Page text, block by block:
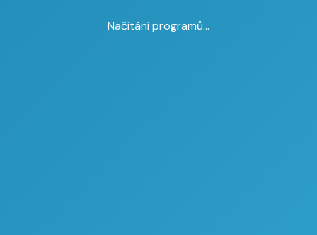
Načítání programů...